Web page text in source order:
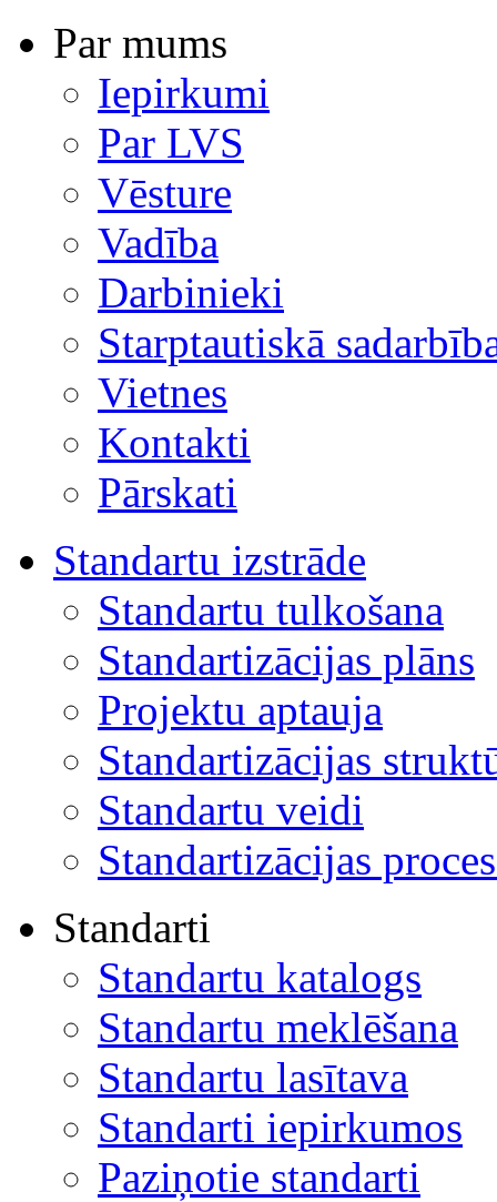
Par mums
Iepirkumi
Par LVS
Vēsture
Vadība
Darbinieki
Starptautiskā
Vietnes
Kontakti
Pārskati
Standartu izstrāde
Standartu tulkošana
Standartizācijas plāns
Projektu aptauja
Standartizācijas
Standartu veidi
Standartizācijas
Standarti
Standartu katalogs
Standartu meklēšana
Standartu lasītava
Standarti iepirkumos
Paziņotie standarti